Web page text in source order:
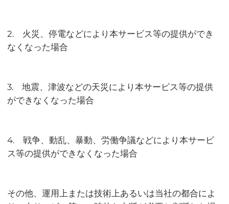
2. 火災、停電などにより本サービス等の提供ができ
なくなった場合
3. 地震、津波などの天災により本サービス等の提供
ができなくなった場合
4. 戦争、動乱、暴動、労働争議などにより本サービ
ス等の提供ができなくなった場合
その他、運用上または技術上あるいは当社の都合によ